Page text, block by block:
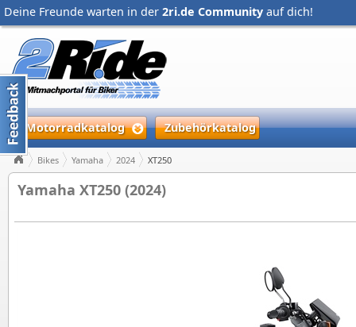
Deine Freunde warten in der 2ri.de Community auf dich!
Motorradkatalog Zubehörkatalog
Bikes Yamaha 2024 XT250
Yamaha XT250 (2024)